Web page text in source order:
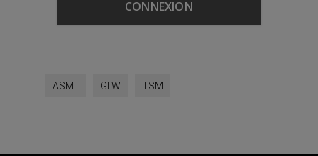
ASML GLW TSM